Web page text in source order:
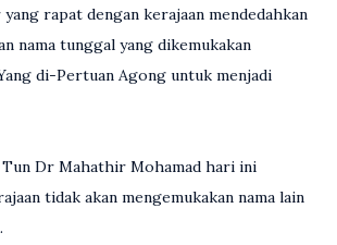
yang rapat dengan kerajaan mendedahkan
nama tunggal yang dikemukakan
di-Pertuan Agong untuk menjadi
Dr Mahathir Mohamad hari ini
tidak akan mengemukakan nama lain